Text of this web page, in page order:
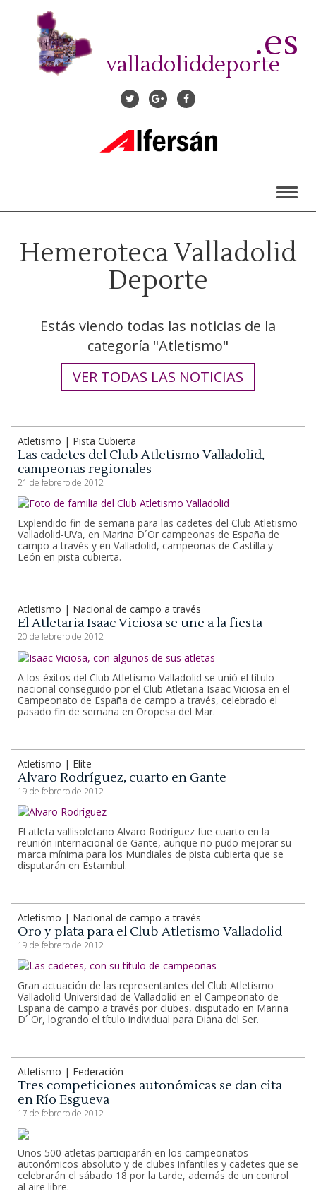
contenido
valladoliddeporte
.es
Hemeroteca Valladolid
Deporte
Estás viendo todas las noticias de la
categoría "Atletismo"
VER TODAS LAS NOTICIAS
Atletismo | Pista Cubierta
Las cadetes del Club Atletismo Valladolid,
campeonas regionales
21 de febrero de 2012
Explendido fin de semana para las cadetes del Club Atletismo
Valladolid-UVa, en Marina D´Or campeonas de España de
campo a través y en Valladolid, campeonas de Castilla y
León en pista cubierta.
Atletismo | Nacional de campo a través
El Atletaria Isaac Viciosa se une a la fiesta
20 de febrero de 2012
A los éxitos del Club Atletismo Valladolid se unió el título
nacional conseguido por el Club Atletaria Isaac Viciosa en el
Campeonato de España de campo a través, celebrado el
pasado fin de semana en Oropesa del Mar.
Atletismo | Elite
Alvaro Rodríguez, cuarto en Gante
19 de febrero de 2012
El atleta vallisoletano Alvaro Rodríguez fue cuarto en la
reunión internacional de Gante, aunque no pudo mejorar su
marca mínima para los Mundiales de pista cubierta que se
disputarán en Estambul.
Atletismo | Nacional de campo a través
Oro y plata para el Club Atletismo Valladolid
19 de febrero de 2012
Gran actuación de las representantes del Club Atletismo
Valladolid-Universidad de Valladolid en el Campeonato de
España de campo a través por clubes, disputado en Marina
D´ Or, logrando el título individual para Diana del Ser.
Atletismo | Federación
Tres competiciones autonómicas se dan cita
en Río Esgueva
17 de febrero de 2012
Unos 500 atletas participarán en los campeonatos
autonómicos absoluto y de clubes infantiles y cadetes que se
celebrarán el sábado 18 por la tarde, además de un control
al aire libre.